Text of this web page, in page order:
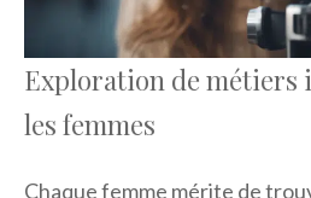
Exploration de
les femmes
Chaque femme mérite de